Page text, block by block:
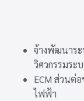
จ้างพัฒนาระ
วิศวกรรมระ
ECM ส่วนต่
ไฟฟ้า